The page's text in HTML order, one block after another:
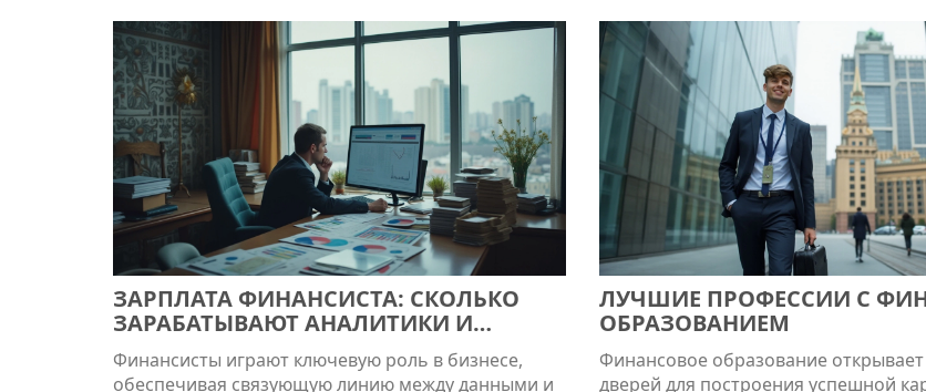
ЗАРПЛАТА ФИНАНСИСТА: СКОЛЬКО
ЗАРАБАТЫВАЮТ АНАЛИТИКИ И
КОНСУЛЬТАНТЫ
Финансисты играют ключевую роль в бизнесе,
обеспечивая связующую линию между данными и
ЛУЧШИЕ ПРОФЕССИИ С
ОБРАЗОВАНИЕМ
Финансовое образование
дверей для построения успешной